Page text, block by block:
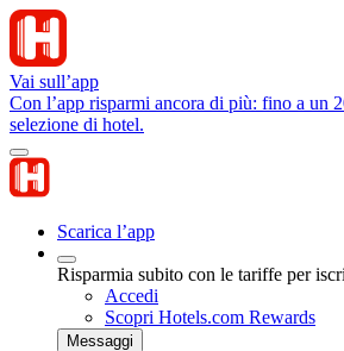
Vai sull’app
Con l’app risparmi ancora di più: fino a un
selezione di hotel.
Scarica l’app
Risparmia subito con le tariffe per
Accedi
Scopri Hotels.com Rewards
Messaggi